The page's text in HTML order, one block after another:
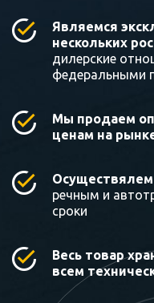
Являемся
нескольких
дилерские
федеральными
Мы продаем
ценам на
Осуществялем
речным и
сроки
Весь товар
всем